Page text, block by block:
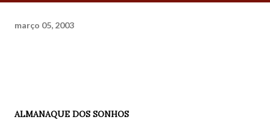
março 05, 2003
ALMANAQUE DOS SONHOS